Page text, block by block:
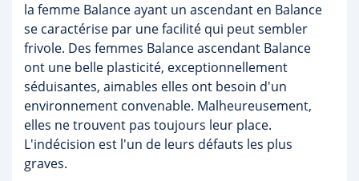
la femme Balance ayant un ascendant en Balance
se caractérise par une facilité qui peut sembler
frivole. Des femmes Balance ascendant Balance
ont une belle plasticité, exceptionnellement
séduisantes, aimables elles ont besoin d'un
environnement convenable. Malheureusement,
elles ne trouvent pas toujours leur place.
L'indécision est l'un de leurs défauts les plus
graves.